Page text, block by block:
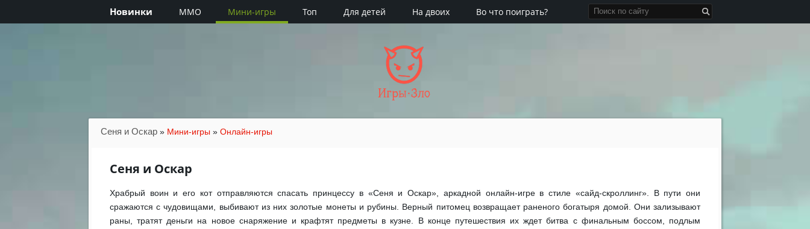
Новинки MMO Мини-игры Топ Для детей На двоих Во что поиграть?
Игры·Зло
Сеня и Оскар » Мини-игры » Онлайн-игры
Сеня и Оскар
Храбрый воин и его кот отправляются спасать принцессу в «Сеня и Оскар», аркадной онлайн-игре в стиле «сайд-скроллинг». В пути они
сражаются с чудовищами, выбивают из них золотые монеты и рубины. Верный питомец возвращает раненого богатыря домой. Они зализывают
раны, тратят деньги на новое снаряжение и крафтят предметы в кузне. В конце путешествия их ждет битва с финальным боссом, подлым